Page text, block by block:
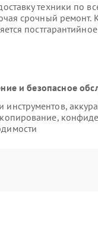
техники по
срочный ремонт.
и безопасное